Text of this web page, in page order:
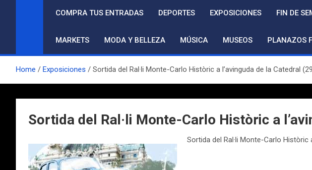
COMPRA TUS ENTRADAS DEPORTES EXPOSICIONES FIN DE
MARKETS MODA Y BELLEZA MÚSICA MUSEOS PLANAZOS
Home Exposiciones Sortida del Ral·li Monte-Carlo Històric a l’avinguda de la Catedral
Sortida del Ral·li Monte-Carlo Històric a
Sortida del Ral·li Monte-Carlo Històric